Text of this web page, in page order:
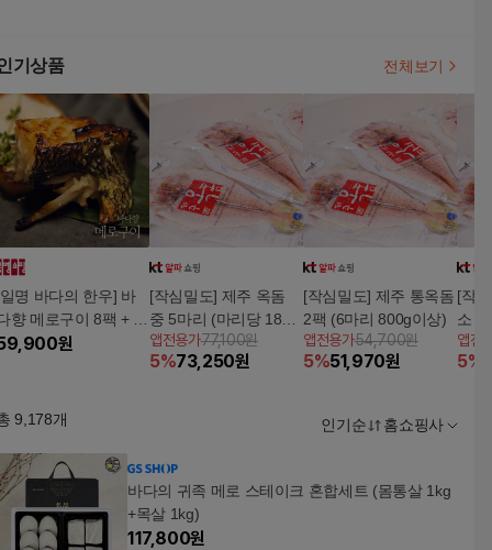
기상품 전체보기
명 바다의 한우] 바
향 메로구이 8팩 + 소
8봉
원
[작심밀도] 제주 옥돔
중 5마리 (마리당 180g
이상)
앱전용가77,100원
5%73,250원
[작심밀도] 제주 통옥돔
2팩 (6마리 800g이상)
앱전용가54,700원
5%51,970원
[작
소 3
이상)
앱전
5%
9,178개 인기순 홈쇼핑사
바다의 귀족 메로 스테이크 혼합세트 (몸통살 1kg
+목살 1kg)
117,800원